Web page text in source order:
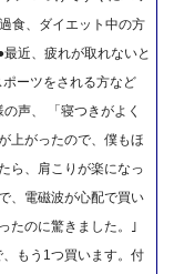
食、ダイエット中の方
近、疲れが取れないと
ーツをされる方など
声、 「寝つきがよく
上がったので、僕もほ
ら、肩こりが楽になっ
、電磁波が心配で買い
たのに驚きました。｣
、もう1つ買います。付